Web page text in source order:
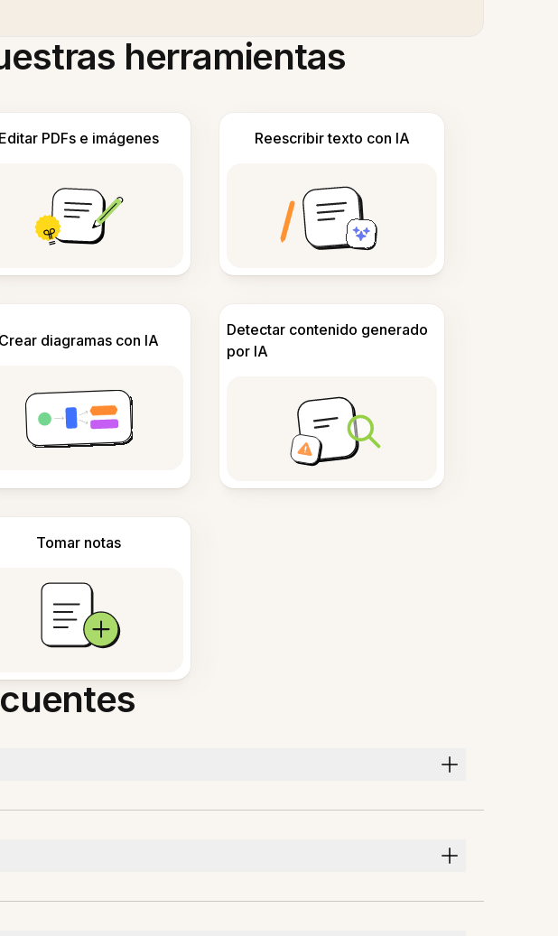
herramientas
Editar PDFs e imágenes Reescribir texto con IA
Crear diagramas con IA
Detectar contenido generado
por IA
Tomar notas